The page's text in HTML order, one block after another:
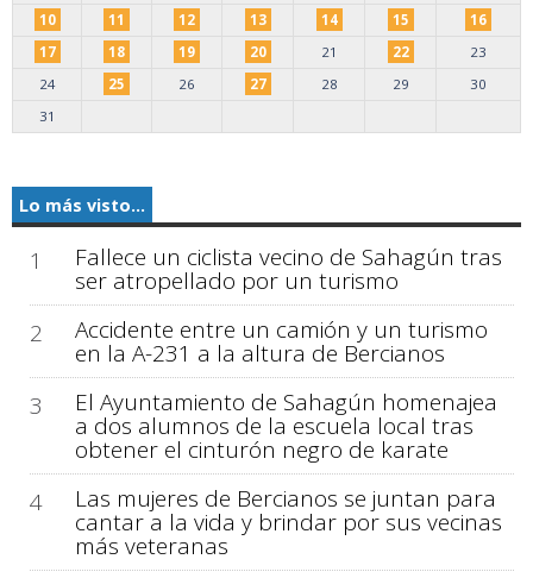
10
11 12 13 14 15
16
17
18 19 20 21 22
23
24
25 26 27 28 29
30
31
Lo más visto...
1 Fallece un ciclista vecino de Sahagún tras
ser atropellado por un turismo
2
Accidente entre un camión y un turismo
en la A-231 a la altura de Bercianos
3
El Ayuntamiento de Sahagún homenajea
a dos alumnos de la escuela local tras
obtener el cinturón negro de karate
4
Las mujeres de Bercianos se juntan para
cantar a la vida y brindar por sus vecinas
más veteranas